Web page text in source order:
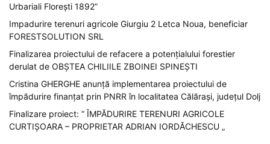
Urbariali Florești 1892”
Impadurire terenuri agricole Giurgiu 2 Letca Noua, beneficiar
FORESTSOLUTION SRL
Finalizarea proiectului de refacere a potențialului forestier
derulat de OBȘTEA CHILIILE ZBOINEI SPINEȘTI
Cristina GHERGHE anunță implementarea proiectului de
împădurire finanțat prin PNRR în localitatea Călărași, județul Dolj
Finalizare proiect: ” ÎMPĂDURIRE TERENURI AGRICOLE
CURTIȘOARA – PROPRIETAR ADRIAN IORDĂCHESCU „